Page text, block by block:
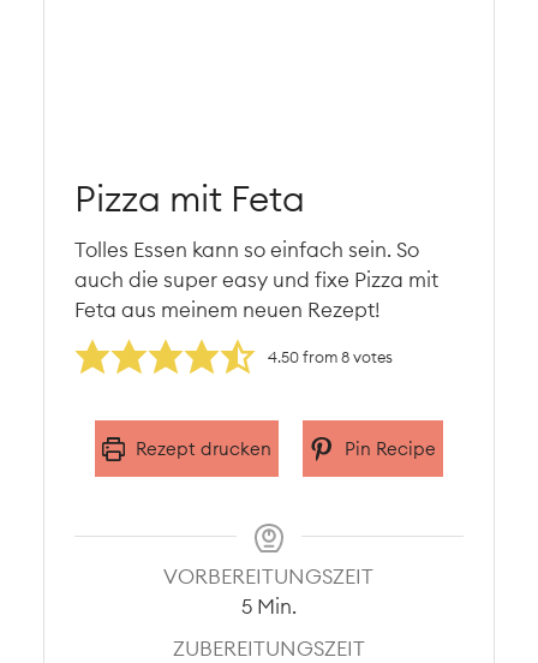
Pizza mit Feta
Tolles Essen kann so einfach sein. So
auch die super easy und fixe Pizza mit
Feta aus meinem neuen Rezept!
4.50from8votes
Rezept drucken Pin Recipe
VORBEREITUNGSZEIT
5Minuten
Min.
ZUBEREITUNGSZEIT